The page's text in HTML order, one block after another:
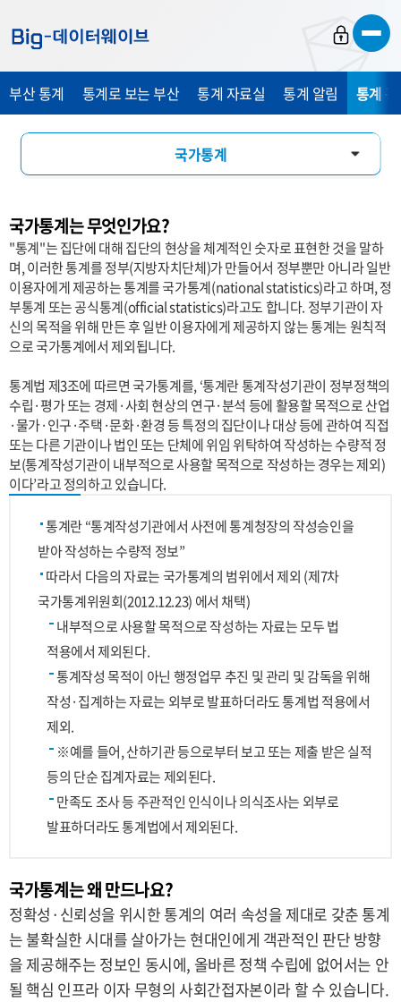
가
가
가
부산 통계 통계로 보는 부산 통계 자료실 통계 알림 통계
국가통계
통계 용어 소개
관련 사이트
국가통계는 무엇인가요?
"통계"는 집단에 대해 집단의 현상을 체계적인 숫자로 표현한 것을 말하
며, 이러한 통계를 정부(지방자치단체)가 만들어서 정부뿐만 아니라 일반
이용자에게 제공하는 통계를 국가통계(national statistics)라고 하며, 정
부통계 또는 공식통계(official statistics)라고도 합니다. 정부기관이 자
신의 목적을 위해 만든 후 일반 이용자에게 제공하지 않는 통계는 원칙적
으로 국가통계에서 제외됩니다.
통계법 제3조에 따르면 국가통계를, ‘통계란 통계작성기관이 정부정책의
수립·평가 또는 경제·사회 현상의 연구·분석 등에 활용할 목적으로 산업
·물가·인구·주택·문화·환경 등 특정의 집단이나 대상 등에 관하여 직접
또는 다른 기관이나 법인 또는 단체에 위임 위탁하여 작성하는 수량적 정
보(통계작성기관이 내부적으로 사용할 목적으로 작성하는 경우는 제외)
이다’라고 정의하고 있습니다.
통계란 “통계작성기관에서 사전에 통계청장의 작성승인을
받아 작성하는 수량적 정보”
따라서 다음의 자료는 국가통계의 범위에서 제외 (제7차
국가통계위원회(2012.12.23) 에서 채택)
내부적으로 사용할 목적으로 작성하는 자료는 모두 법
적용에서 제외된다.
통계작성 목적이 아닌 행정업무 추진 및 관리 및 감독을 위해
작성·집계하는 자료는 외부로 발표하더라도 통계법 적용에서
제외.
※예를 들어, 산하기관 등으로부터 보고 또는 제출 받은 실적
등의 단순 집계자료는 제외된다.
만족도 조사 등 주관적인 인식이나 의식조사는 외부로
발표하더라도 통계법에서 제외된다.
국가통계는 왜 만드나요?
정확성·신뢰성을 위시한 통계의 여러 속성을 제대로 갖춘 통계
는 불확실한 시대를 살아가는 현대인에게 객관적인 판단 방향
을 제공해주는 정보인 동시에, 올바른 정책 수립에 없어서는 안
될 핵심 인프라 이자 무형의 사회간접자본이라 할 수 있습니다.